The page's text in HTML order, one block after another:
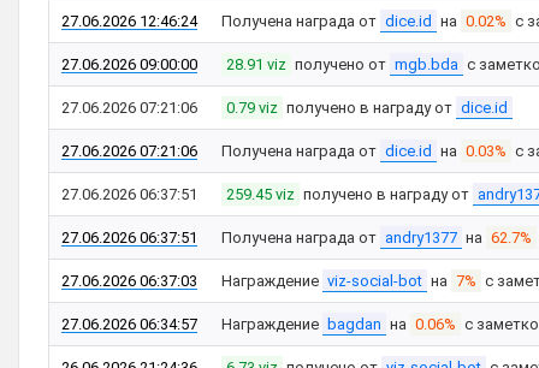
27.06.2026 12:46:24 Получена награда от dice.id на 0.02% с
27.06.2026 09:00:00 28.91 viz получено от mgb.bda с
27.06.2026 07:21:06 0.79 viz получено в награду от dice.id
27.06.2026 07:21:06 Получена награда от dice.id на 0.03% с
27.06.2026 06:37:51 259.45 viz получено в награду от
27.06.2026 06:37:51 Получена награда от andry1377 на 62.7%
27.06.2026 06:37:03 Награждение viz-social-bot на 7% с
27.06.2026 06:34:57 Награждение bagdan на 0.06% с